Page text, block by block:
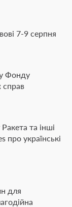
7-9 серпня
Фонду
справ
та інші
про українські
для